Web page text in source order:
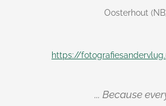
Oosterhout
https://
... Because